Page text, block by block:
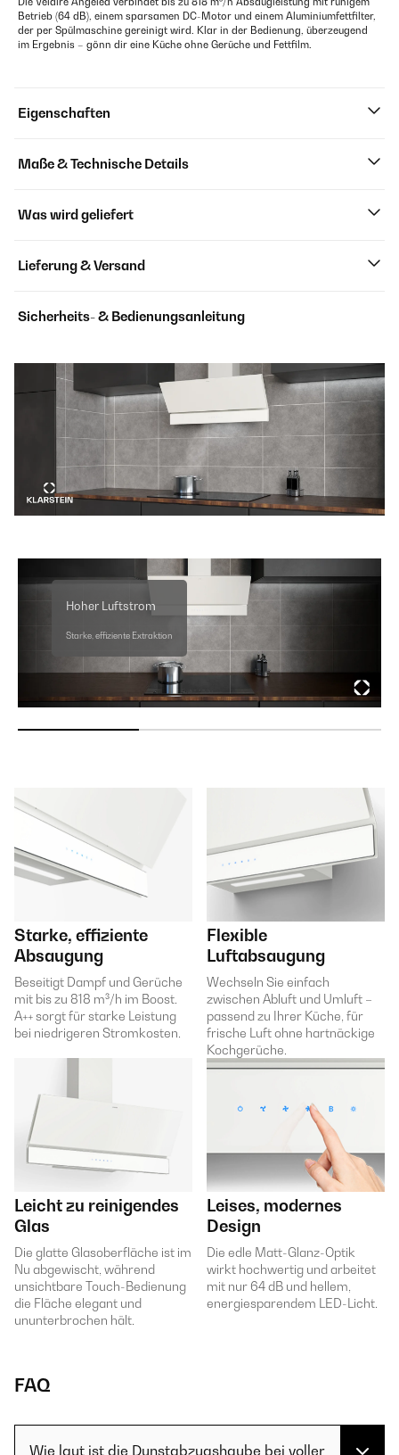
Betrieb (64 dB), einem sparsamen DC-Motor und einem Aluminiumfettfilter,
der per Spülmaschine gereinigt wird. Klar in der Bedienung, überzeugend
im Ergebnis – gönn dir eine Küche ohne Gerüche und Fettfilm.
Eigenschaften
Maße & Technische Details
Was wird geliefert
Lieferung & Versand
Sicherheits- & Bedienungsanleitung
Hoher Luftstrom
Starke, effiziente Extraktion
Starke, effiziente
Absaugung
Beseitigt Dampf und Gerüche
mit bis zu 818 m³/h im Boost.
A++ sorgt für starke Leistung
bei niedrigeren Stromkosten.
Flexible
Luftabsaugung
Wechseln Sie einfach
zwischen Abluft und Umluft –
passend zu Ihrer Küche, für
frische Luft ohne hartnäckige
Kochgerüche.
Leicht zu reinigendes
Glas
Die glatte Glasoberfläche ist im
Nu abgewischt, während
unsichtbare Touch-Bedienung
die Fläche elegant und
ununterbrochen hält.
Leises, modernes
Design
Die edle Matt-Glanz-Optik
wirkt hochwertig und arbeitet
mit nur 64 dB und hellem,
energiesparendem LED-Licht.
FAQ
Wie laut ist die Dunstabzugshaube bei voller